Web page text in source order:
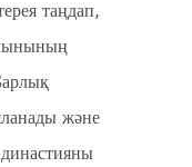
таңдап,
және